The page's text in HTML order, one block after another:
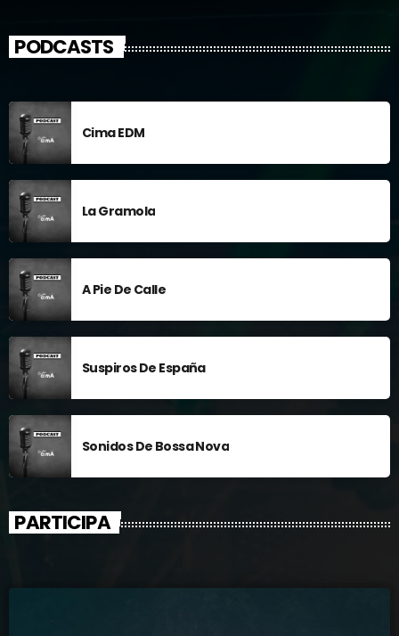
PODCASTS
Cima EDM
La Gramola
A Pie De Calle
Suspiros De España
Sonidos De Bossa Nova
PARTICIPA